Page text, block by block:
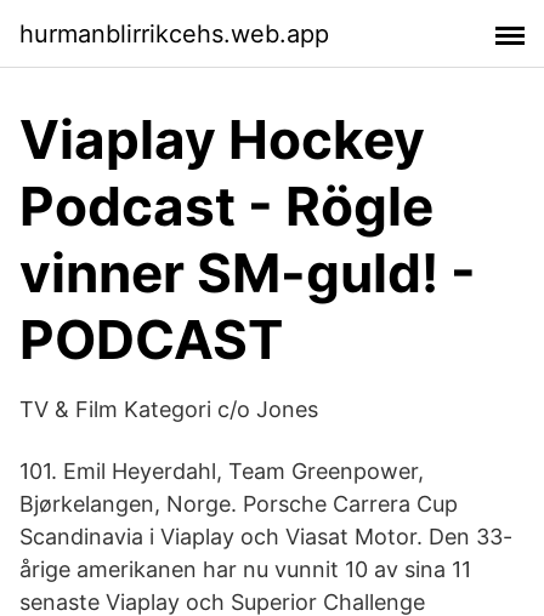
hurmanblirrikcehs.web.app
Viaplay Hockey
Podcast - Rögle
vinner SM-guld! -
PODCAST
TV & Film Kategori c/o Jones
101. Emil Heyerdahl, Team Greenpower,
Bjørkelangen, Norge. Porsche Carrera Cup
Scandinavia i Viaplay och Viasat Motor. Den 33-
årige amerikanen har nu vunnit 10 av sina 11
senaste Viaplay och Superior Challenge